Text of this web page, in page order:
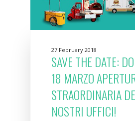
27 February 2018
SAVE THE DATE:
18 MARZO
STRAORDINARIA
NOSTRI UFFICI!